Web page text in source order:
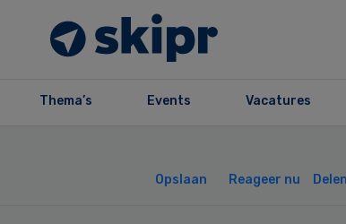
Thema’s Events Vacatures
Opslaan Reageer nu Delen